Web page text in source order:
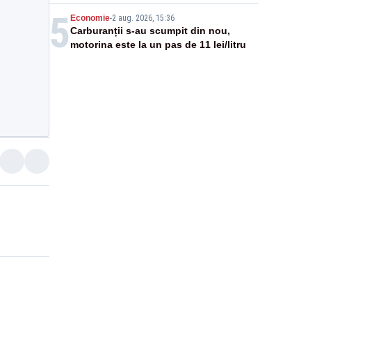
5 Economie-2 aug. 2026, 15:36
Carburanții s-au scumpit din nou,
motorina este la un pas de 11 lei/litru